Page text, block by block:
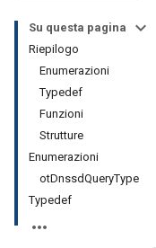
Su questa pagina
Riepilogo
Enumerazioni
Typedef
Funzioni
Strutture
Enumerazioni
otDnssdQueryType
Typedef